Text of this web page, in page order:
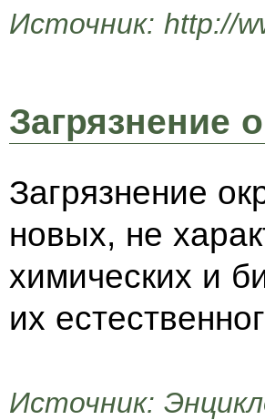
Источник: http://
Загрязнение
Загрязнение
новых, не
химических и
их
Источник: